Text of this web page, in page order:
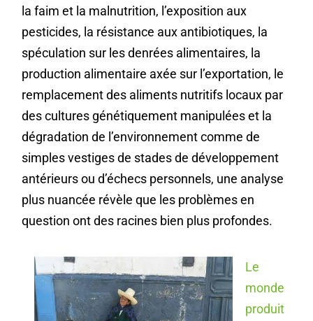
la faim et la malnutrition, l’exposition aux
pesticides, la résistance aux antibiotiques, la
spéculation sur les denrées alimentaires, la
production alimentaire axée sur l’exportation, le
remplacement des aliments nutritifs locaux par
des cultures génétiquement manipulées et la
dégradation de l’environnement comme de
simples vestiges de stades de développement
antérieurs ou d’échecs personnels, une analyse
plus nuancée révèle que les problèmes en
question ont des racines bien plus profondes.
Le
monde
produit